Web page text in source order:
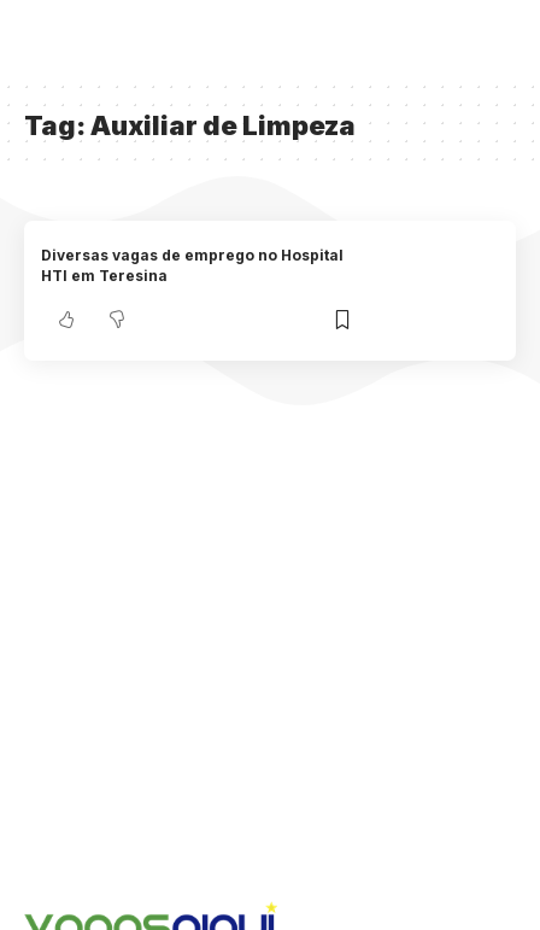
Tag:Auxiliar de Limpeza
Diversas vagas de emprego no Hospital
HTI em Teresina